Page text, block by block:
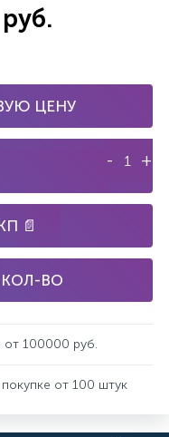
ЦЕНУ
- +
📄
КОЛ-ВО
от 100000 руб.
от 100 штук